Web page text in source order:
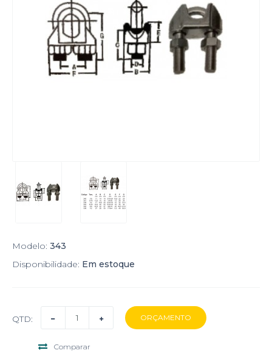
Modelo: 343
Disponibilidade: Em estoque
QTD:
Comparar